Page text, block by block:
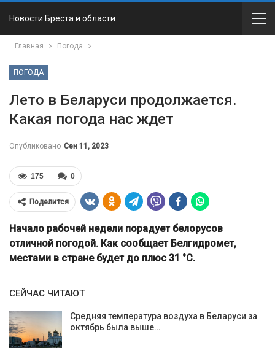
Новости Бреста и области
Главная Погода
ПОГОДА
Лето в Беларуси продолжается.
Какая погода нас ждет
Опубликовано Сен 11, 2023
0
175
Поделится
Начало рабочей недели порадует белорусов
отличной погодой. Как сообщает Белгидромет,
местами в стране будет до плюс 31 °C.
СЕЙЧАС ЧИТАЮТ
Средняя температура воздуха в Беларуси за
октябрь была выше…